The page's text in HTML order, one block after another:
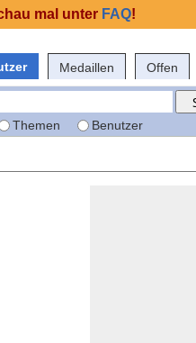
Medaillen Offen
Themen Benutzer
mal unter FAQ!